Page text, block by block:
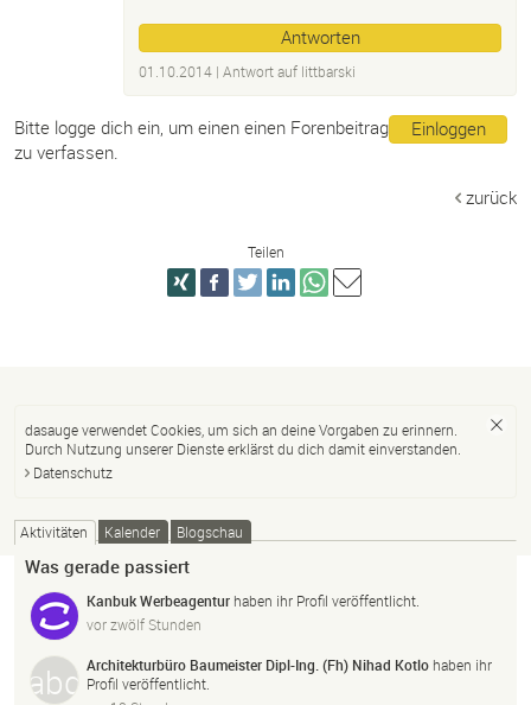
Antworten
01.10.2014 | Antwort auf littbarski
Einloggen
Bitte logge dich ein, um einen einen Forenbeitrag
zu verfassen.
zurück
Teilen
dasauge verwendet Cookies, um sich an deine Vorgaben zu erinnern.
Durch Nutzung unserer Dienste erklärst du dich damit einverstanden.
Datenschutz
Aktivitäten Kalender Blogschau
Was gerade passiert
Kanbuk Werbeagentur haben ihr Profil veröffentlicht.
vor zwölf Stunden
Architekturbüro Baumeister Dipl-Ing. (Fh) Nihad Kotlo haben ihr
Profil veröffentlicht.